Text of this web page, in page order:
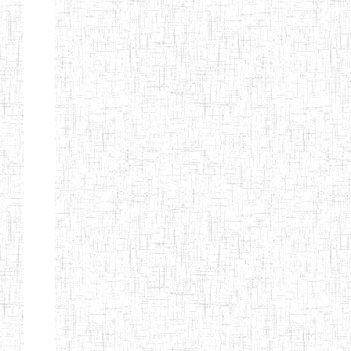
Etablissements
d'enseignement
secondaire
technique
et
professionnel
ESTP
Etablissements